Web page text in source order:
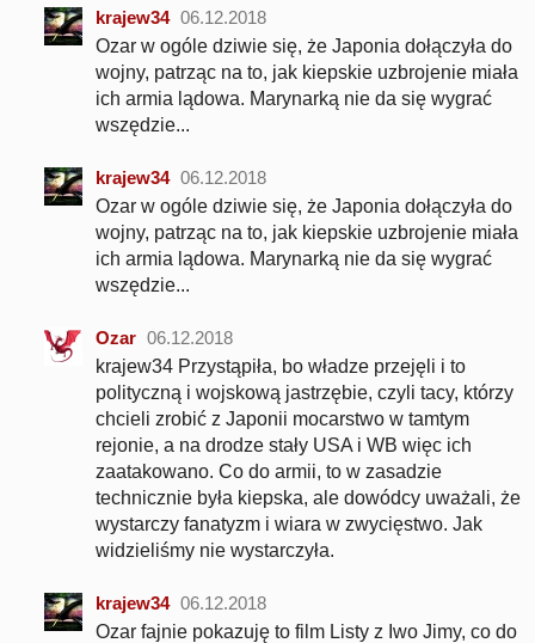
krajew34 06.12.2018
Ozar w ogóle dziwie się, że Japonia dołączyła do
wojny, patrząc na to, jak kiepskie uzbrojenie miała
ich armia lądowa. Marynarką nie da się wygrać
wszędzie...
krajew34 06.12.2018
Ozar w ogóle dziwie się, że Japonia dołączyła do
wojny, patrząc na to, jak kiepskie uzbrojenie miała
ich armia lądowa. Marynarką nie da się wygrać
wszędzie...
Ozar 06.12.2018
krajew34 Przystąpiła, bo władze przejęli i to
polityczną i wojskową jastrzębie, czyli tacy, którzy
chcieli zrobić z Japonii mocarstwo w tamtym
rejonie, a na drodze stały USA i WB więc ich
zaatakowano. Co do armii, to w zasadzie
technicznie była kiepska, ale dowódcy uważali, że
wystarczy fanatyzm i wiara w zwycięstwo. Jak
widzieliśmy nie wystarczyła.
krajew34 06.12.2018
Ozar fajnie pokazuję to film Listy z Iwo Jimy, co do